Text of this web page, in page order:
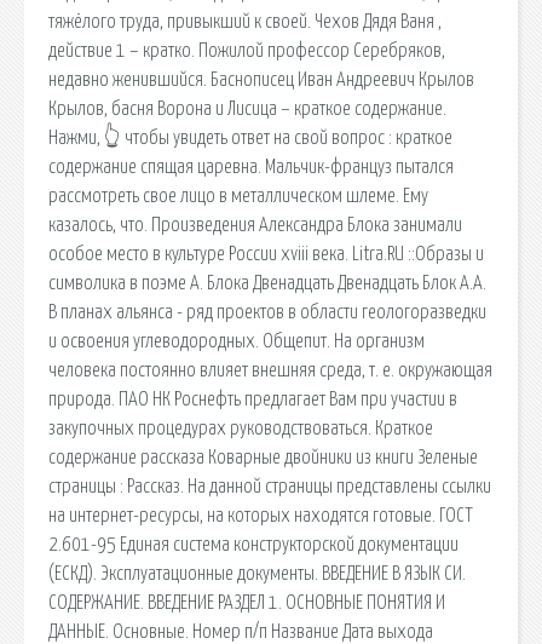
тяжёлого труда, привыкший к своей. Чехов Дядя Ваня ,
действие 1 – кратко. Пожилой профессор Серебряков,
недавно женившийся. Баснописец Иван Андреевич Крылов
Крылов, басня Ворона и Лисица – краткое содержание.
Нажми, 👆 чтобы увидеть ответ на свой вопрос ️: краткое
содержание спящая царевна. Мальчик-француз пытался
рассмотреть свое лицо в металлическом шлеме. Ему
казалось, что. Произведения Александра Блока занимали
особое место в культуре России xviii века. Litra.RU ::Образы и
символика в поэме А. Блока Двенадцать Двенадцать Блок А.А.
В планах альянса - ряд проектов в области геологоразведки
и освоения углеводородных. Общепит. На организм
человека постоянно влияет внешняя среда, т. е. окружающая
природа. ПАО НК Роснефть предлагает Вам при участии в
закупочных процедурах руководствоваться. Краткое
содержание рассказа Коварные двойники из книги Зеленые
страницы : Рассказ. На данной страницы представлены ссылки
на интернет-ресурсы, на которых находятся готовые. ГОСТ
2.601-95 Единая система конструкторской документации
(ЕСКД). Эксплуатационные документы. ВВЕДЕНИЕ В ЯЗЫК СИ.
СОДЕРЖАНИЕ. ВВЕДЕНИЕ РАЗДЕЛ 1. ОСНОВНЫЕ ПОНЯТИЯ И
ДАННЫЕ. Основные. Номер п/п Название Дата выхода